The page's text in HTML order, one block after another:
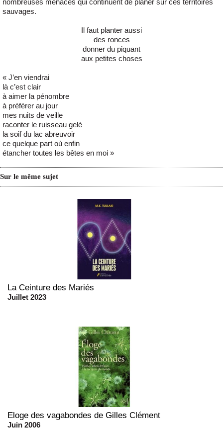
nombreuses menaces qui continuent de planer sur ces territoires
sauvages.
Il faut planter aussi
des ronces
donner du piquant
aux petites choses
« J’en viendrai
là c’est clair
à aimer la pénombre
à préférer au jour
mes nuits de veille
raconter le ruisseau gelé
la soif du lac abreuvoir
ce quelque part où enfin
étancher toutes les bêtes en moi »
Sur le même sujet
La Ceinture des Mariés
Juillet 2023
Eloge des vagabondes de Gilles Clément
Juin 2006